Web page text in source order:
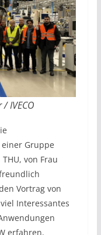
IVECO
Gruppe
von Frau
Vortrag von
Interessantes
erfahren.